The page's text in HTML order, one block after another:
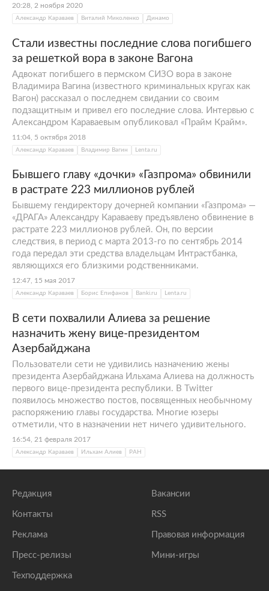
20:28, 2 ноября 2020
Александр Караваев Виталий Миколенко Динамо
Стали известны последние слова погибшего
за решеткой вора в законе Вагона
Адвокат погибшего в пермском СИЗО вора в законе
Владимира Вагина (известного криминальных кругах как
Вагон) рассказал о последнем свидании со своим
подзащитным и привел его последние слова. Интервью с
Александром Караваевым опубликовал «Прайм Крайм».
11:04, 5 октября 2018
Александр Караваев Владимир Вагин Lenta.ru
Бывшего главу «дочки» «Газпрома» обвинили
в растрате 223 миллионов рублей
Бывшему гендиректору дочерней компании «Газпрома» —
«ДРАГА» Александру Караваеву предъявлено обвинение в
растрате 223 миллионов рублей. Он, по версии
следствия, в период с марта 2013-го по сентябрь 2014
года передал эти средства владельцам Интрастбанка,
являющихся его близкими родственниками.
12:47, 15 мая 2017
Александр Караваев Борис Епифанов Banki.ru Lenta.ru
В сети похвалили Алиева за решение
назначить жену вице-президентом
Азербайджана
Пользователи сети не удивились назначению жены
президента Азербайджана Ильхама Алиева на должность
первого вице-президента республики. В Twitter
появилось множество постов, посвященных необычному
распоряжению главы государства. Многие юзеры
отметили, что в назначении нет ничего удивительного.
16:54, 21 февраля 2017
Александр Караваев Ильхам Алиев РАН
Редакция
Контакты
Реклама
Пресс-релизы
Техподдержка
Вакансии
RSS
Правовая информация
Мини-игры